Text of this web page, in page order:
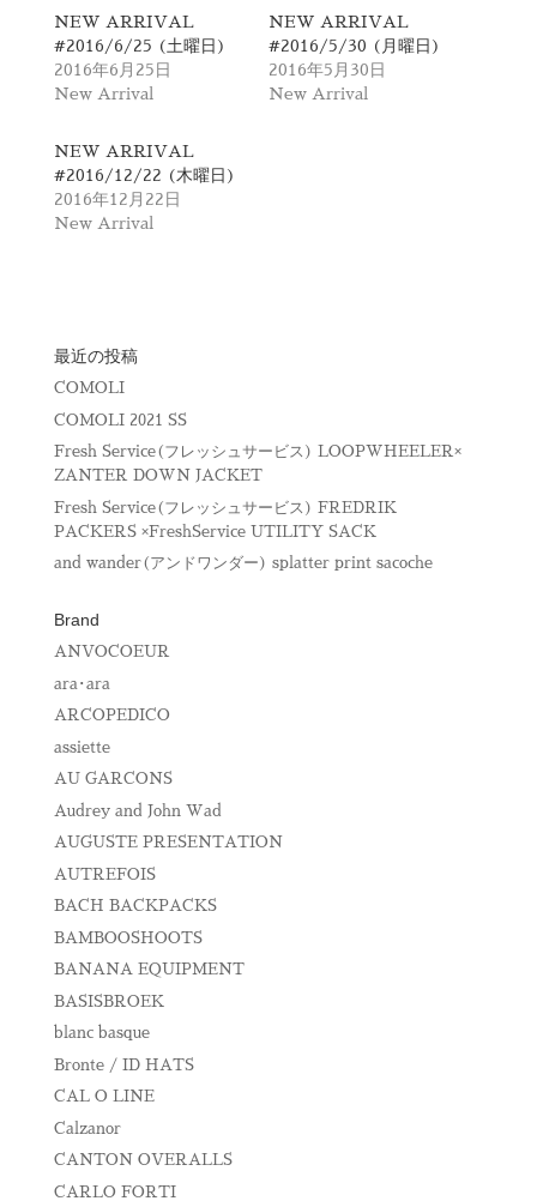
t
t
e
r
で
共
新
し
い
ウ
ィ
ン
)
共
有
す
る
に
ッ
ク
し
て
く
で
開
き
ま
す
NEW ARRIVAL
#2016/6/25 (土曜日)
2016年6月25日
New Arrival
NEW ARRIVAL
#2016/5/30 (月曜日)
2016年5月30日
New Arrival
NEW ARRIVAL
#2016/12/22 (木曜日)
2016年12月22日
New Arrival
最近の投稿
COMOLI
COMOLI 2021 SS
Fresh Service(フレッシュサービス) LOOPWHEELER×
ZANTER DOWN JACKET
Fresh Service(フレッシュサービス) FREDRIK
PACKERS ×FreshService UTILITY SACK
and wander(アンドワンダー) splatter print sacoche
Brand
ANVOCOEUR
ara･ara
ARCOPEDICO
assiette
AU GARCONS
Audrey and John Wad
AUGUSTE PRESENTATION
AUTREFOIS
BACH BACKPACKS
BAMBOOSHOOTS
BANANA EQUIPMENT
BASISBROEK
blanc basque
Bronte / ID HATS
CAL O LINE
Calzanor
CANTON OVERALLS
CARLO FORTI